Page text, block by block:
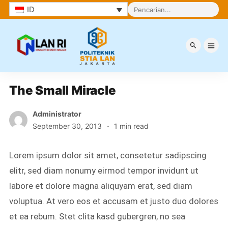
ID
The Small Miracle
Administrator
September 30, 2013
1 min read
Lorem ipsum dolor sit amet, consetetur sadipscing
elitr, sed diam nonumy eirmod tempor invidunt ut
labore et dolore magna aliquyam erat, sed diam
voluptua. At vero eos et accusam et justo duo dolores
et ea rebum. Stet clita kasd gubergren, no sea